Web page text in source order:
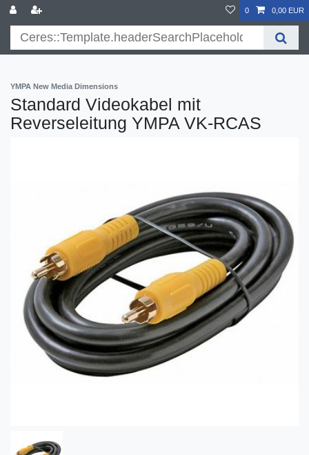
0 0,00 EUR
YMPA New Media Dimensions
Standard Videokabel mit
Reverseleitung YMPA VK-RCAS